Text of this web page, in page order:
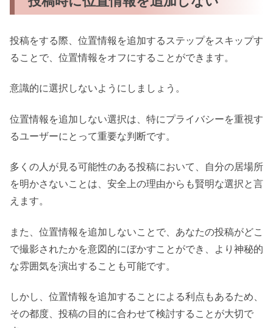
投稿をする際、位置情報を追加するステップをスキップす
ることで、位置情報をオフにすることができます。
意識的に選択しないようにしましょう。
位置情報を追加しない選択は、特にプライバシーを重視す
るユーザーにとって重要な判断です。
多くの人が見る可能性のある投稿において、自分の居場所
を明かさないことは、安全上の理由からも賢明な選択と言
えます。
また、位置情報を追加しないことで、あなたの投稿がどこ
で撮影されたかを意図的にぼかすことができ、より神秘的
な雰囲気を演出することも可能です。
しかし、位置情報を追加することによる利点もあるため、
その都度、投稿の目的に合わせて検討することが大切で